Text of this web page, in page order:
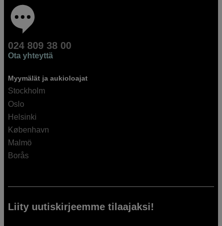
024 809 38 00
Ota yhteyttä
Myymälät ja aukioloajat
Stockholm
Oslo
Helsinki
København
Malmö
Borås
Liity uutiskirjeemme tilaajaksi!